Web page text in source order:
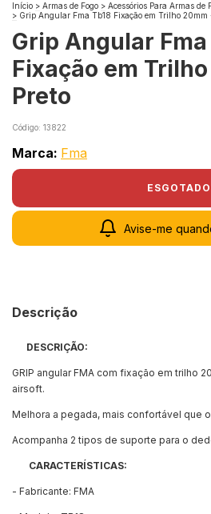
Início > Armas de Fogo > Acessórios Para Armas de
> Grip Angular Fma Tb18 Fixação em Trilho 20mm
Grip Angular Fma
Fixação em
Preto
Código: 13822
Marca: Fma
Avise-me
Descrição
DESCRIÇÃO:
GRIP angular FMA com fixação em trilho
airsoft.
Melhora a pegada, mais confortável que
Acompanha 2 tipos de suporte para o
CARACTERÍSTICAS:
- Fabricante: FMA